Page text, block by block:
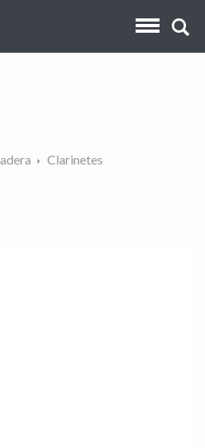
Clarinetes